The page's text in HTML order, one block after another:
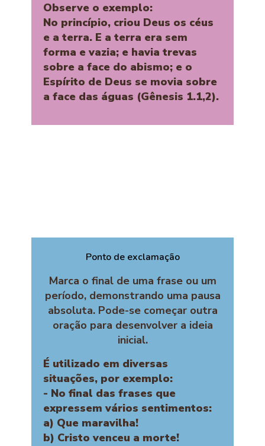
Observe o exemplo:
No princípio, criou Deus os céus
e a terra. E a terra era sem
forma e vazia; e havia trevas
sobre a face do abismo; e o
Espírito de Deus se movia sobre
a face das águas (Gênesis 1.1,2).
Ponto de exclamação
Marca o final de uma frase ou um
período, demonstrando uma pausa
absoluta. Pode-se começar outra
oração para desenvolver a ideia
inicial.
É utilizado em diversas
situações, por exemplo:
- No final das frases que
expressem vários sentimentos:
a) Que maravilha!
b) Cristo venceu a morte!